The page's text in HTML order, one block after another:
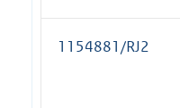
1154881/RJ2